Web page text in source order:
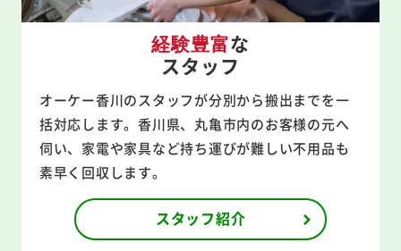
経験豊富な
スタッフ
オーケー香川のスタッフが分別から搬出までを一
括対応します。香川県、丸亀市内のお客様の元へ
伺い、家電や家具など持ち運びが難しい不用品も
素早く回収します。
スタッフ紹介